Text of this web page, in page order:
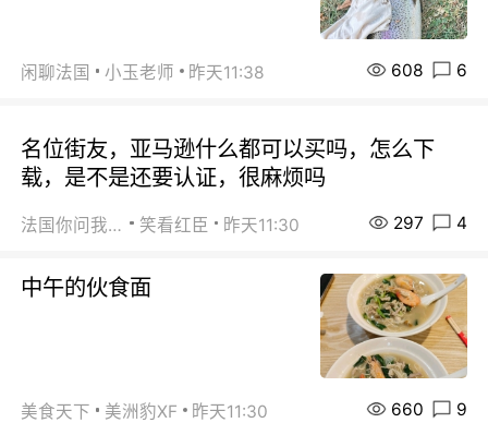
闲聊法国 小玉老师 昨天11:38 608 6
名位街友，亚马逊什么都可以买吗，怎么下
载，是不是还要认证，很麻烦吗
法国你问我答 笑看红臣 昨天11:30 297 4
中午的伙食面
美食天下 美洲豹XF 昨天11:30 660 9